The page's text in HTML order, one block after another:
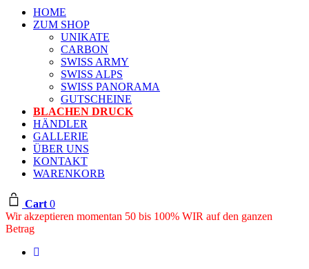
HOME
ZUM SHOP
UNIKATE
CARBON
SWISS ARMY
SWISS ALPS
SWISS PANORAMA
GUTSCHEINE
BLACHEN DRUCK
HÄNDLER
GALLERIE
ÜBER UNS
KONTAKT
WARENKORB
Cart 0
Wir akzeptieren momentan 50 bis 100% WIR auf den ganzen
Betrag